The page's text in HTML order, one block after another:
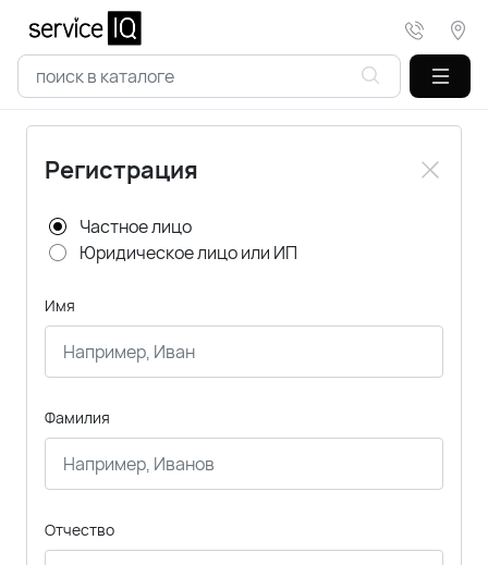
Регистрация
Частное лицо
Юридическое лицо или ИП
Имя
Фамилия
Отчество